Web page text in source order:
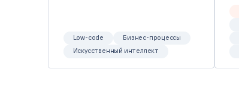
Low-code
Бизнес-процессы
Искусственный интеллект